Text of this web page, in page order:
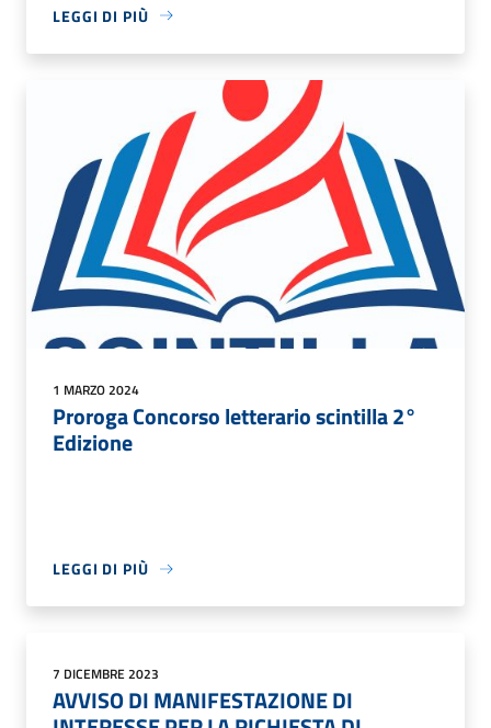
LEGGI DI PIÙ
1 MARZO 2024
Proroga Concorso letterario scintilla 2°
Edizione
LEGGI DI PIÙ
7 DICEMBRE 2023
AVVISO DI MANIFESTAZIONE DI